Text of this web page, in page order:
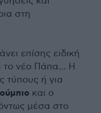
στη
επίσης ειδική
το νέο Πάπα… Η
τύπους ή για
και ο
μέσα στο